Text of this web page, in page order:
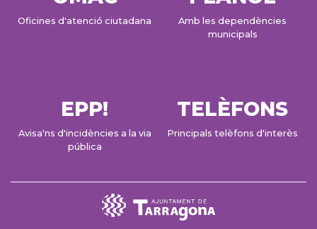
Oficines d'atenció ciutadana
Amb les dependències
municipals
EPP!
Avisa'ns d'incidències a la via
pública
TELÈFONS
Principals telèfons d'interès